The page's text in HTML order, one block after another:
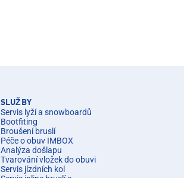
SLUŽBY
Servis lyží a snowboardů
Bootfiting
Broušení bruslí
Péče o obuv IMBOX
Analýza došlapu
Tvarování vložek do obuvi
Servis jízdních kol